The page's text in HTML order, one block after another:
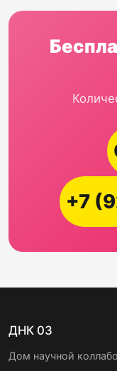
+7
ДНК 03
Дом научной